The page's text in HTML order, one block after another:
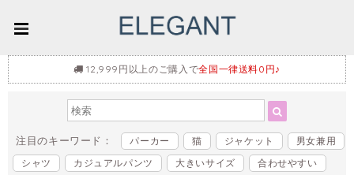
12,999円以上のご購入で全国一律送料0円♪
注目のキーワード： パーカー 猫 ジャケット
男女兼用
シャツ
カジュアルパンツ 大きいサイズ
合わせやすい